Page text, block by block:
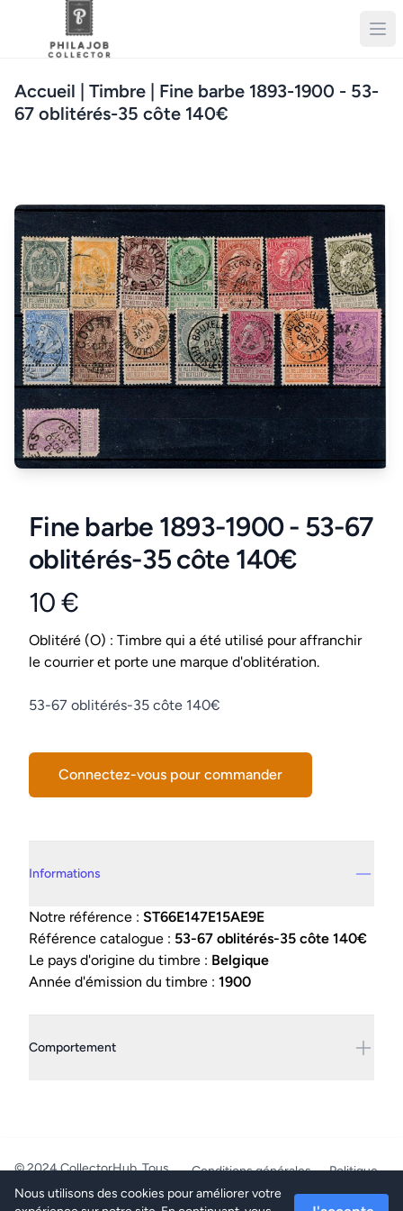
Nous utilisons des cookies pour améliorer votre
Accueil | Timbre | Fine barbe 1893-1900 - 53-
67 oblitérés-35 côte 140€
Fine barbe 1893-1900 - 53-67
oblitérés-35 côte 140€
Product information
10 €
Conditions
Oblitéré (O) : Timbre qui a été utilisé pour affranchir
le courrier et porte une marque d'oblitération.
Description
53-67 oblitérés-35 côte 140€
Connectez-vous pour commander
Informations
Notre référence : ST66E147E15AE9E
Référence catalogue : 53-67 oblitérés-35 côte 140€
Le pays d'origine du timbre : Belgique
Année d'émission du timbre : 1900
Comportement
© 2024 CollectorHub. Tous
droits réservés.
PhilaJob - BE0804.218.387 -
Conditions générales
Politique
de confidentialité